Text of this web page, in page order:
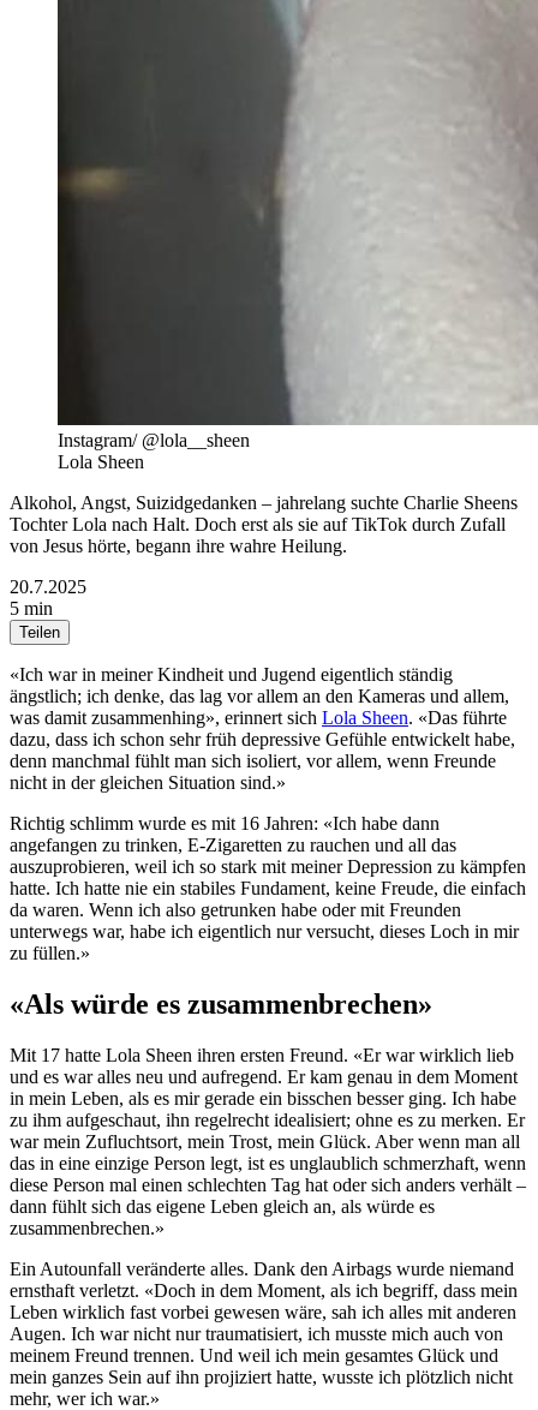
Instagram/ @lola__sheen
Lola Sheen
Alkohol, Angst, Suizidgedanken – jahrelang suchte Charlie Sheens
Tochter Lola nach Halt. Doch erst als sie auf TikTok durch Zufall
von Jesus hörte, begann ihre wahre Heilung.
20.7.2025
5 min
Teilen
«Ich war in meiner Kindheit und Jugend eigentlich ständig
ängstlich; ich denke, das lag vor allem an den Kameras und allem,
was damit zusammenhing», erinnert sich Lola Sheen. «Das führte
dazu, dass ich schon sehr früh depressive Gefühle entwickelt habe,
denn manchmal fühlt man sich isoliert, vor allem, wenn Freunde
nicht in der gleichen Situation sind.»
Richtig schlimm wurde es mit 16 Jahren: «Ich habe dann
angefangen zu trinken, E-Zigaretten zu rauchen und all das
auszuprobieren, weil ich so stark mit meiner Depression zu kämpfen
hatte. Ich hatte nie ein stabiles Fundament, keine Freude, die einfach
da waren. Wenn ich also getrunken habe oder mit Freunden
unterwegs war, habe ich eigentlich nur versucht, dieses Loch in mir
zu füllen.»
«Als würde es zusammenbrechen»
Mit 17 hatte Lola Sheen ihren ersten Freund. «Er war wirklich lieb
und es war alles neu und aufregend. Er kam genau in dem Moment
in mein Leben, als es mir gerade ein bisschen besser ging. Ich habe
zu ihm aufgeschaut, ihn regelrecht idealisiert; ohne es zu merken. Er
war mein Zufluchtsort, mein Trost, mein Glück. Aber wenn man all
das in eine einzige Person legt, ist es unglaublich schmerzhaft, wenn
diese Person mal einen schlechten Tag hat oder sich anders verhält –
dann fühlt sich das eigene Leben gleich an, als würde es
zusammenbrechen.»
Ein Autounfall veränderte alles. Dank den Airbags wurde niemand
ernsthaft verletzt. «Doch in dem Moment, als ich begriff, dass mein
Leben wirklich fast vorbei gewesen wäre, sah ich alles mit anderen
Augen. Ich war nicht nur traumatisiert, ich musste mich auch von
meinem Freund trennen. Und weil ich mein gesamtes Glück und
mein ganzes Sein auf ihn projiziert hatte, wusste ich plötzlich nicht
mehr, wer ich war.»